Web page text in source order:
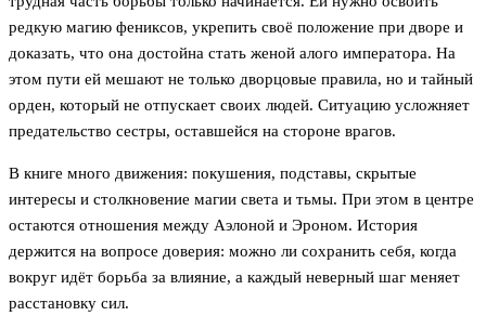
редкую магию фениксов, укрепить своё положение при дворе и
доказать, что она достойна стать женой алого императора. На
этом пути ей мешают не только дворцовые правила, но и тайный
орден, который не отпускает своих людей. Ситуацию усложняет
предательство сестры, оставшейся на стороне врагов.
В книге много движения: покушения, подставы, скрытые
интересы и столкновение магии света и тьмы. При этом в центре
остаются отношения между Аэлоной и Эроном. История
держится на вопросе доверия: можно ли сохранить себя, когда
вокруг идёт борьба за влияние, а каждый неверный шаг меняет
расстановку сил.